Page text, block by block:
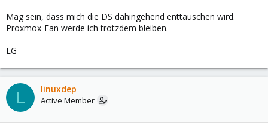
Mag sein, dass mich die DS dahingehend enttäuschen wird.
Proxmox-Fan werde ich trotzdem bleiben.
LG
L linuxdep
Active Member